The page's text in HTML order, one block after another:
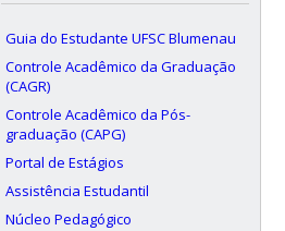
Guia do Estudante UFSC Blumenau
Controle Acadêmico da Graduação
(CAGR)
Controle Acadêmico da Pós-
graduação (CAPG)
Portal de Estágios
Assistência Estudantil
Núcleo Pedagógico